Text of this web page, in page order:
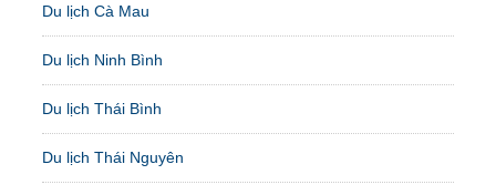
Du lịch Cà Mau
Du lịch Ninh Bình
Du lịch Thái Bình
Du lịch Thái Nguyên